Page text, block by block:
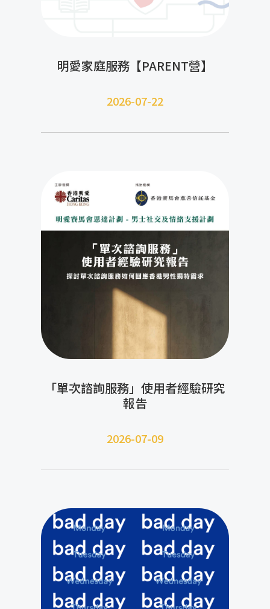
明愛家庭服務【PARENT營】
2026-07-22
「單次諮詢服務」使用者經驗研究
報告
2026-07-09